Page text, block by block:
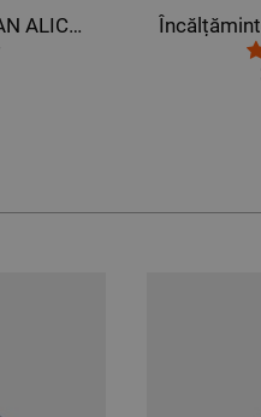
Încălțăminte de lucru DIAN ALTEA PLUS BLANCO O1 SRC